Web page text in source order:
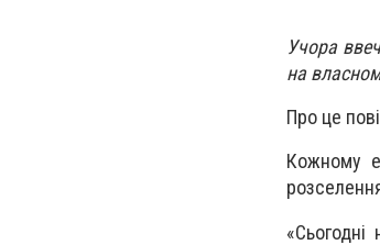
Учора
на
Про це
Кожному